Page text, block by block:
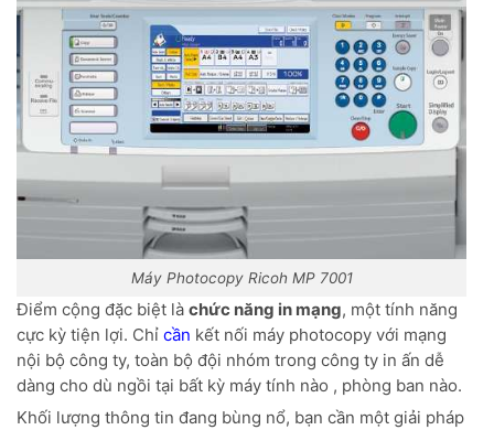
Máy Photocopy Ricoh MP 7001
Điểm cộng đặc biệt là chức năng in mạng, một tính năng
cực kỳ tiện lợi. Chỉ cần kết nối máy photocopy với mạng
nội bộ công ty, toàn bộ đội nhóm trong công ty in ấn dễ
dàng cho dù ngồi tại bất kỳ máy tính nào , phòng ban nào.
Khối lượng thông tin đang bùng nổ, bạn cần một giải pháp